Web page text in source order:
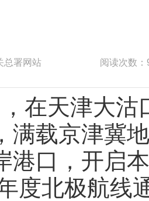
总署网站 阅读次数：
在天津大沽
满载京津冀
港口，开启
度北极航线